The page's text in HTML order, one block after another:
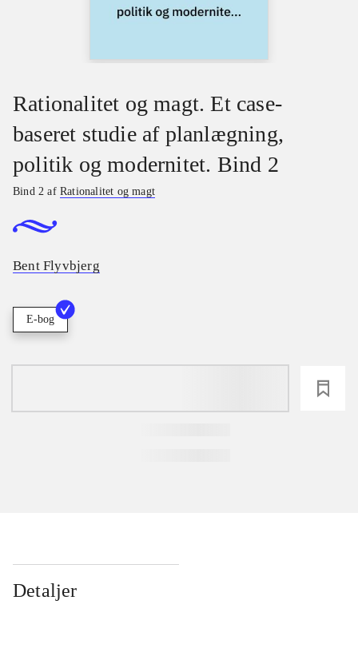
Rationalitet og magt. Et case-
baseret studie af planlægning,
politik og modernitet. Bind 2
Bind 2 afRationalitet og magt
Bent Flyvbjerg
E-bog
Detaljer